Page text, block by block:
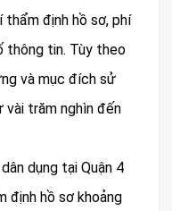
định hồ sơ, phí
thông tin. Tùy theo
và mục đích sử
trăm nghìn đến
dụng tại Quận 4
định hồ sơ khoảng